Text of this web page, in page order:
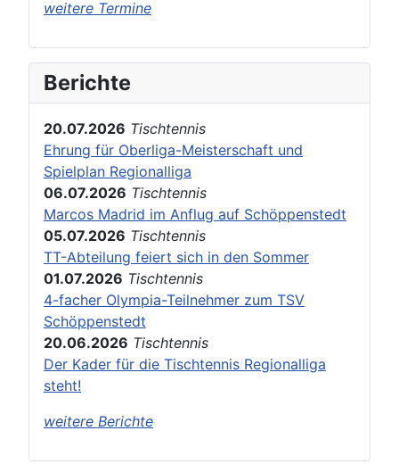
weitere Termine
Berichte
20.07.2026 Tischtennis
Ehrung für Oberliga-Meisterschaft und
Spielplan Regionalliga
06.07.2026 Tischtennis
Marcos Madrid im Anflug auf Schöppenstedt
05.07.2026 Tischtennis
TT-Abteilung feiert sich in den Sommer
01.07.2026 Tischtennis
4-facher Olympia-Teilnehmer zum TSV
Schöppenstedt
20.06.2026 Tischtennis
Der Kader für die Tischtennis Regionalliga
steht!
weitere Berichte